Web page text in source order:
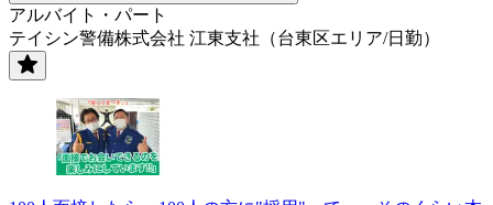
アルバイト・パート
テイシン警備株式会社 江東支社（台東区エリア/日勤）